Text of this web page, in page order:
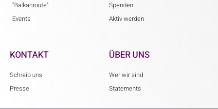
"Balkanroute"
Events
Spenden
Aktiv werden
KONTAKT
Schreib uns
Presse
ÜBER UNS
Wer wir sind
Statements